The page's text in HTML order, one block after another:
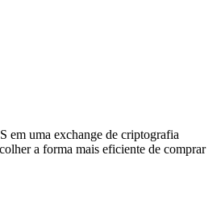
em uma exchange de criptografia
a forma mais eficiente de comprar